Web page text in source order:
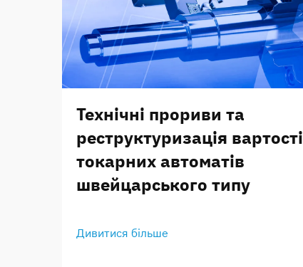
Технічні прориви та
реструктуризація вартості
токарних автоматів
швейцарського типу
Дивитися більше